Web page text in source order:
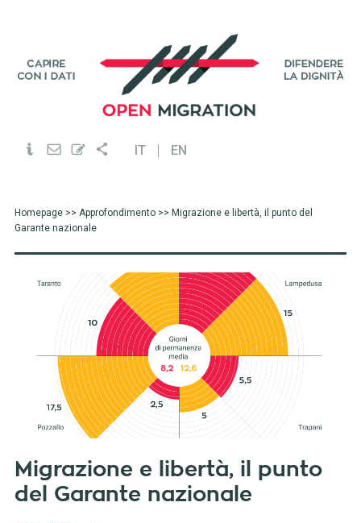
IT EN
Homepage>> Approfondimento>> Migrazione e libertà, il punto del
Garante nazionale
Migrazione e libertà, il punto
del Garante nazionale